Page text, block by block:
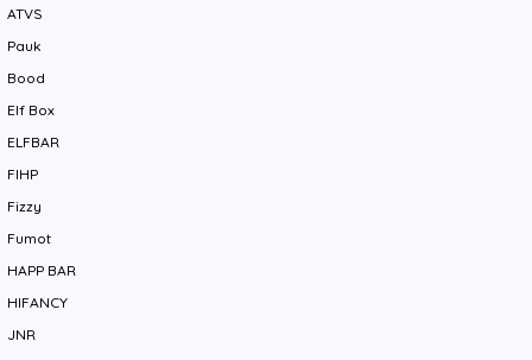
ATVS
Pauk
Bood
Elf Box
ELFBAR
FIHP
Fizzy
Fumot
HAPP BAR
HIFANCY
JNR